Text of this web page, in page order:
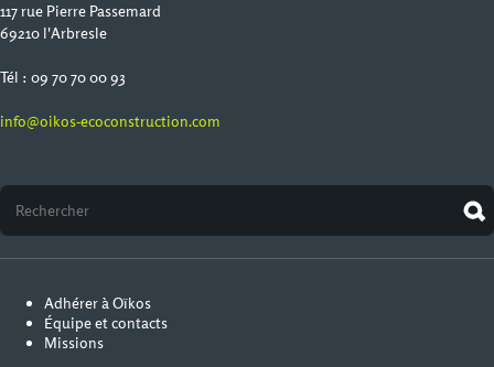
117 rue Pierre Passemard
69210 l'Arbresle
Tél : 09 70 70 00 93
info@oikos-ecoconstruction.com
Adhérer à Oïkos
Équipe et contacts
Missions